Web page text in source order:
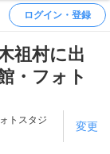
ログイン・登録
祖村に出
・フォト
トスタジ
変更